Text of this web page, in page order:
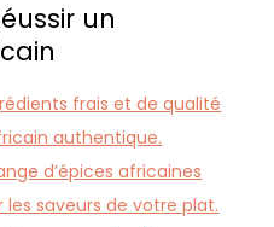
un
frais et de qualité
authentique.
d’épices africaines
les saveurs de votre plat.